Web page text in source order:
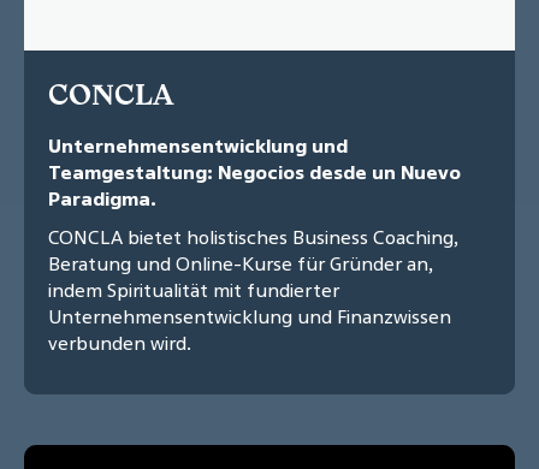
CONCLA
Unternehmensentwicklung und
Teamgestaltung: Negocios desde un Nuevo
Paradigma.
CONCLA bietet holistisches Business Coaching,
Beratung und Online-Kurse für Gründer an,
indem Spiritualität mit fundierter
Unternehmensentwicklung und Finanzwissen
verbunden wird.